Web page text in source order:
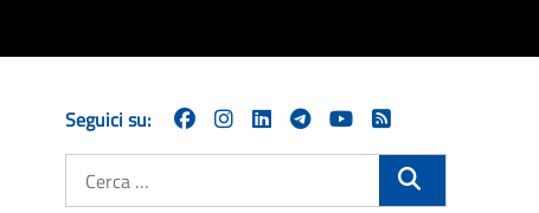
Seguici su:
Cerca